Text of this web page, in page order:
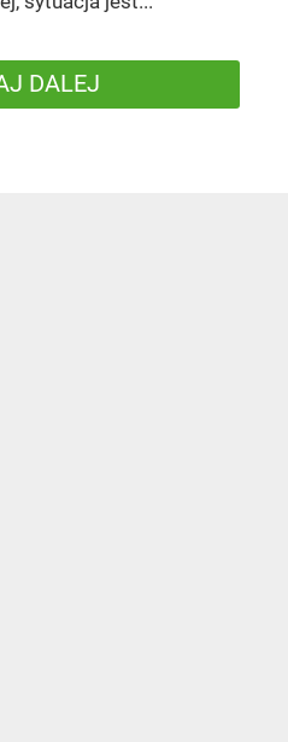
DALEJ